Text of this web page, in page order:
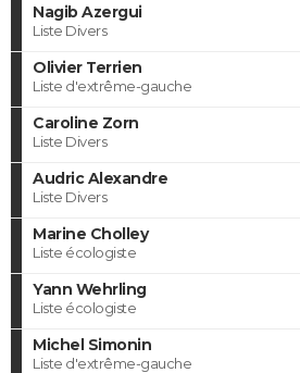
Nagib Azergui
Liste Divers
Olivier Terrien
Liste d'extrême-gauche
Caroline Zorn
Liste Divers
Audric Alexandre
Liste Divers
Marine Cholley
Liste écologiste
Yann Wehrling
Liste écologiste
Michel Simonin
Liste d'extrême-gauche